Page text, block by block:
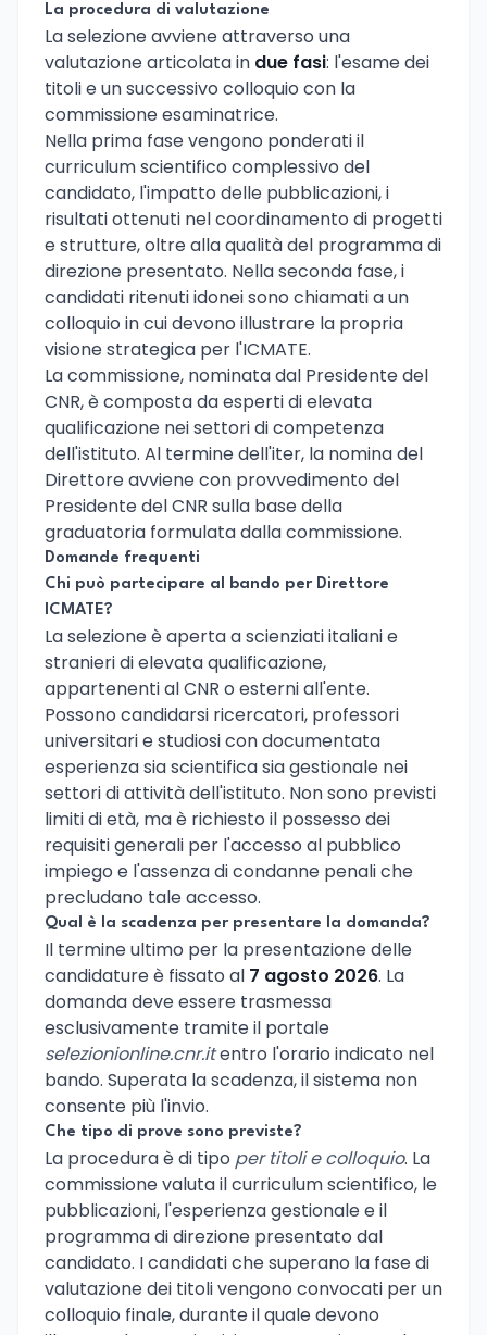
La procedura di valutazione
La selezione avviene attraverso una
valutazione articolata in due fasi: l'esame dei
titoli e un successivo colloquio con la
commissione esaminatrice.
Nella prima fase vengono ponderati il
curriculum scientifico complessivo del
candidato, l'impatto delle pubblicazioni, i
risultati ottenuti nel coordinamento di progetti
e strutture, oltre alla qualità del programma di
direzione presentato. Nella seconda fase, i
candidati ritenuti idonei sono chiamati a un
colloquio in cui devono illustrare la propria
visione strategica per l'ICMATE.
La commissione, nominata dal Presidente del
CNR, è composta da esperti di elevata
qualificazione nei settori di competenza
dell'istituto. Al termine dell'iter, la nomina del
Direttore avviene con provvedimento del
Presidente del CNR sulla base della
graduatoria formulata dalla commissione.
Domande frequenti
Chi può partecipare al bando per Direttore
ICMATE?
La selezione è aperta a scienziati italiani e
stranieri di elevata qualificazione,
appartenenti al CNR o esterni all'ente.
Possono candidarsi ricercatori, professori
universitari e studiosi con documentata
esperienza sia scientifica sia gestionale nei
settori di attività dell'istituto. Non sono previsti
limiti di età, ma è richiesto il possesso dei
requisiti generali per l'accesso al pubblico
impiego e l'assenza di condanne penali che
precludano tale accesso.
Qual è la scadenza per presentare la domanda?
Il termine ultimo per la presentazione delle
candidature è fissato al 7 agosto 2026. La
domanda deve essere trasmessa
esclusivamente tramite il portale
selezionionline.cnr.itentro l'orario indicato nel
bando. Superata la scadenza, il sistema non
consente più l'invio.
Che tipo di prove sono previste?
La procedura è di tipo per titoli e colloquio. La
commissione valuta il curriculum scientifico, le
pubblicazioni, l'esperienza gestionale e il
programma di direzione presentato dal
candidato. I candidati che superano la fase di
valutazione dei titoli vengono convocati per un
colloquio finale, durante il quale devono